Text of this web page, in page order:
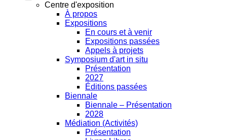
Centre d'exposition
À propos
Expositions
En cours et à venir
Expositions passées
Appels à projets
Symposium d'art in situ
Présentation
2027
Éditions passées
Biennale
Biennale – Présentation
2028
Médiation (Activités)
Présentation